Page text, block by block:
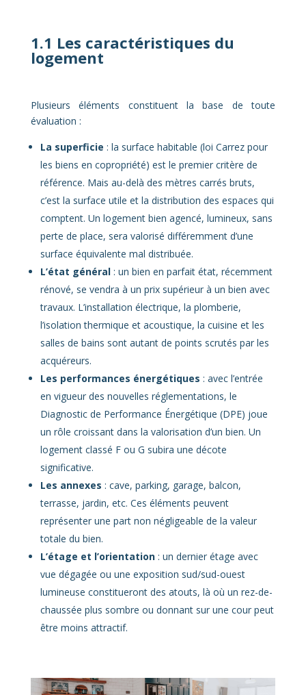
1.1 Les caractéristiques du
logement
Plusieurs éléments constituent la base de toute
évaluation :
La superficie : la surface habitable (loi Carrez pour
les biens en copropriété) est le premier critère de
référence. Mais au-delà des mètres carrés bruts,
c’est la surface utile et la distribution des espaces qui
comptent. Un logement bien agencé, lumineux, sans
perte de place, sera valorisé différemment d’une
surface équivalente mal distribuée.
L’état général: un bien en parfait état, récemment
rénové, se vendra à un prix supérieur à un bien avec
travaux. L’installation électrique, la plomberie,
l’isolation thermique et acoustique, la cuisine et les
salles de bains sont autant de points scrutés par les
acquéreurs.
Les performances énergétiques : avec l’entrée
en vigueur des nouvelles réglementations, le
Diagnostic de Performance Énergétique (DPE) joue
un rôle croissant dans la valorisation d’un bien. Un
logement classé F ou G subira une décote
significative.
Les annexes : cave, parking, garage, balcon,
terrasse, jardin, etc. Ces éléments peuvent
représenter une part non négligeable de la valeur
totale du bien.
L’étage et l’orientation: un dernier étage avec
vue dégagée ou une exposition sud/sud-ouest
lumineuse constitueront des atouts, là où un rez-de-
chaussée plus sombre ou donnant sur une cour peut
être moins attractif.